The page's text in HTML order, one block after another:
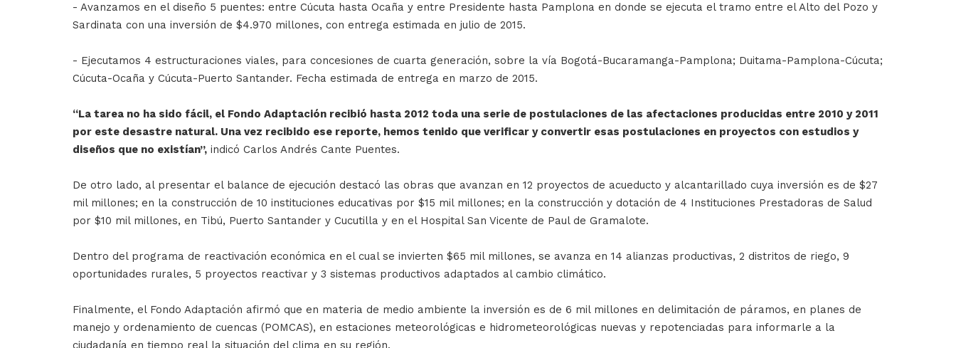
- Avanzamos en el diseño 5 puentes: entre Cúcuta hasta Ocaña y entre Presidente hasta Pamplona en donde se ejecuta el tramo entre el Alto del Pozo y
Sardinata con una inversión de $4.970 millones, con entrega estimada en julio de 2015.
- Ejecutamos 4 estructuraciones viales, para concesiones de cuarta generación, sobre la vía Bogotá-Bucaramanga-Pamplona; Duitama-Pamplona-Cúcuta;
Cúcuta-Ocaña y Cúcuta-Puerto Santander. Fecha estimada de entrega en marzo de 2015.
“La tarea no ha sido fácil, el Fondo Adaptación recibió hasta 2012 toda una serie de postulaciones de las afectaciones producidas entre 2010 y 2011
por este desastre natural. Una vez recibido ese reporte, hemos tenido que verificar y convertir esas postulaciones en proyectos con estudios y
diseños que no existían”, indicó Carlos Andrés Cante Puentes.
De otro lado, al presentar el balance de ejecución destacó las obras que avanzan en 12 proyectos de acueducto y alcantarillado cuya inversión es de $27
mil millones; en la construcción de 10 instituciones educativas por $15 mil millones; en la construcción y dotación de 4 Instituciones Prestadoras de Salud
por $10 mil millones, en Tibú, Puerto Santander y Cucutilla y en el Hospital San Vicente de Paul de Gramalote.
Dentro del programa de reactivación económica en el cual se invierten $65 mil millones, se avanza en 14 alianzas productivas, 2 distritos de riego, 9
oportunidades rurales, 5 proyectos reactivar y 3 sistemas productivos adaptados al cambio climático.
Finalmente, el Fondo Adaptación afirmó que en materia de medio ambiente la inversión es de 6 mil millones en delimitación de páramos, en planes de
manejo y ordenamiento de cuencas (POMCAS), en estaciones meteorológicas e hidrometeorológicas nuevas y repotenciadas para informarle a la
ciudadanía en tiempo real la situación del clima en su región.